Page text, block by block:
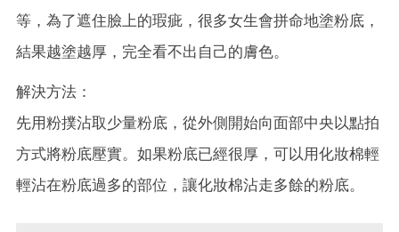
等，為了遮住臉上的瑕疵，很多女生會拼命地塗粉底，
結果越塗越厚，完全看不出自己的膚色。
解決方法：
先用粉撲沾取少量粉底，從外側開始向面部中央以點拍
方式將粉底壓實。如果粉底已經很厚，可以用化妝棉輕
輕沾在粉底過多的部位，讓化妝棉沾走多餘的粉底。